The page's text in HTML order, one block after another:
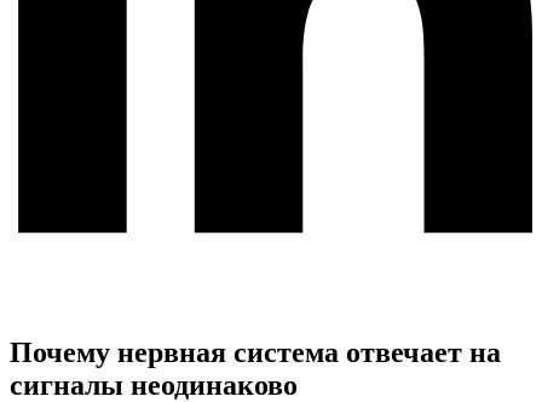
Почему нервная система отвечает на
сигналы неодинаково